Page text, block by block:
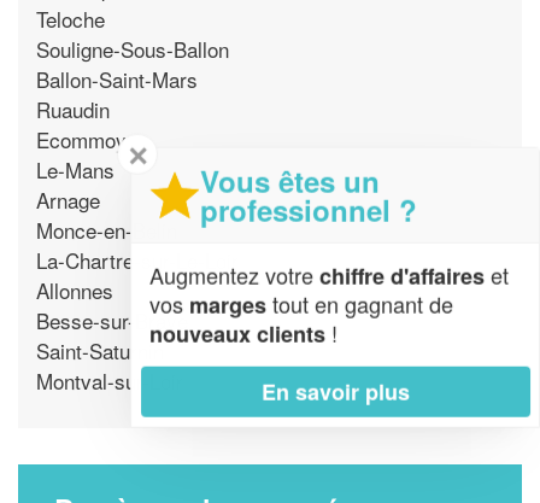
Teloche
Souligne-Sous-Ballon
Ballon-Saint-Mars
Ruaudin
Ecommoy
Le-Mans
Arnage
Monce-en-Belin
La-Chartre-sur-Le-Loir
Allonnes
Besse-sur-Braye
Saint-Saturnin
Montval-sur-Loir
✕
Vous êtes un
professionnel ?
Augmentez votrechiffre d'affaireset
vos margestout en gagnant de
nouveaux clients !
En savoir plus